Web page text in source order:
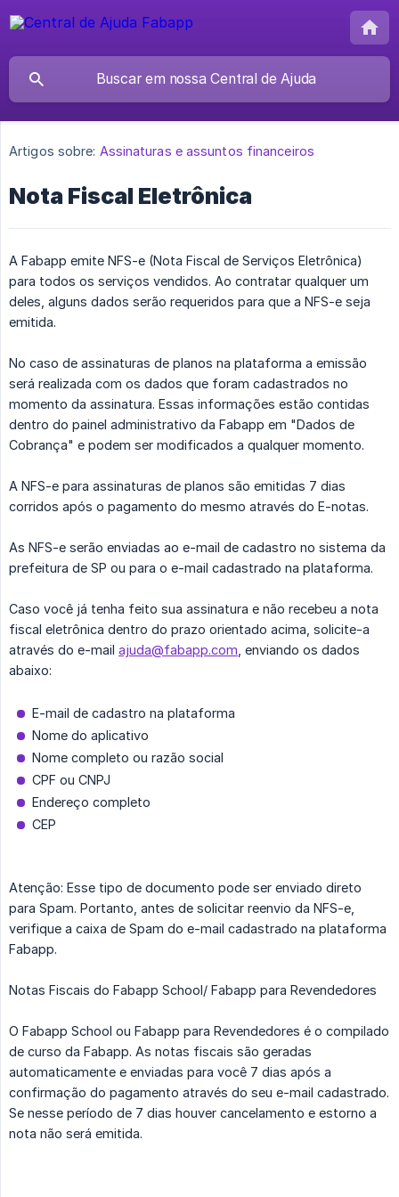
Artigos sobre: Assinaturas e assuntos financeiros
Nota Fiscal Eletrônica
A Fabapp emite NFS-e (Nota Fiscal de Serviços Eletrônica)
para todos os serviços vendidos. Ao contratar qualquer um
deles, alguns dados serão requeridos para que a NFS-e seja
emitida.
No caso de assinaturas de planos na plataforma a emissão
será realizada com os dados que foram cadastrados no
momento da assinatura. Essas informações estão contidas
dentro do painel administrativo da Fabapp em "Dados de
Cobrança" e podem ser modificados a qualquer momento.
A NFS-e para assinaturas de planos são emitidas 7 dias
corridos após o pagamento do mesmo através do E-notas.
As NFS-e serão enviadas ao e-mail de cadastro no sistema da
prefeitura de SP ou para o e-mail cadastrado na plataforma.
Caso você já tenha feito sua assinatura e não recebeu a nota
fiscal eletrônica dentro do prazo orientado acima, solicite-a
através do e-mail ajuda@fabapp.com , enviando os dados
abaixo:
E-mail de cadastro na plataforma
Nome do aplicativo
Nome completo ou razão social
CPF ou CNPJ
Endereço completo
CEP
Atenção: Esse tipo de documento pode ser enviado direto
para Spam. Portanto, antes de solicitar reenvio da NFS-e,
verifique a caixa de Spam do e-mail cadastrado na plataforma
Fabapp.
Notas Fiscais do Fabapp School/ Fabapp para Revendedores
O Fabapp School ou Fabapp para Revendedores é o compilado
de curso da Fabapp. As notas fiscais são geradas
automaticamente e enviadas para você 7 dias após a
confirmação do pagamento através do seu e-mail cadastrado.
Se nesse período de 7 dias houver cancelamento e estorno a
nota não será emitida.